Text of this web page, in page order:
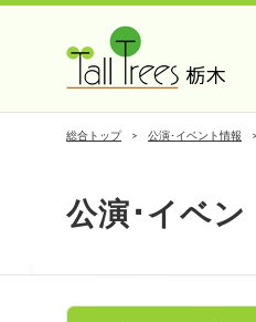
総合トップ 公演･イベント情報
公演･イベン